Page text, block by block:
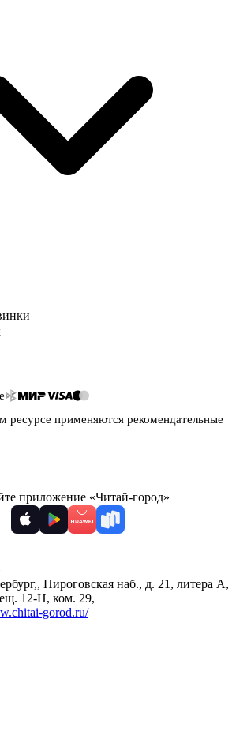
ресурсе применяются рекомендательные
приложение «Читай-город»
, Пироговская наб., д. 21, литера А,
12-Н, ком. 29,
gorod.ru/